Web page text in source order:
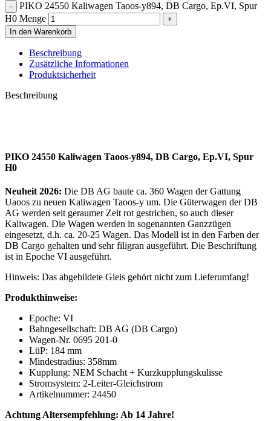
PIKO 24550 Kaliwagen Taoos-y894, DB Cargo, Ep.VI, Spur
H0 Menge
In den Warenkorb
Beschreibung
Zusätzliche Informationen
Produktsicherheit
Beschreibung
PIKO 24550 Kaliwagen Taoos-y894, DB Cargo, Ep.VI, Spur
H0
Neuheit 2026: Die DB AG baute ca. 360 Wagen der Gattung
Uaoos zu neuen Kaliwagen Taoos-y um. Die Güterwagen der DB
AG werden seit geraumer Zeit rot gestrichen, so auch dieser
Kaliwagen. Die Wagen werden in sogenannten Ganzzügen
eingesetzt, d.h. ca. 20-25 Wagen. Das Modell ist in den Farben der
DB Cargo gehalten und sehr filigran ausgeführt. Die Beschriftung
ist in Epoche VI ausgeführt.
Hinweis: Das abgebildete Gleis gehört nicht zum Lieferumfang!
Produkthinweise:
Epoche: VI
Bahngesellschaft: DB AG (DB Cargo)
Wagen-Nr. 0695 201-0
LüP: 184 mm
Mindestradius: 358mm
Kupplung: NEM Schacht + Kurzkupplungskulisse
Stromsystem: 2-Leiter-Gleichstrom
Artikelnummer: 24450
Achtung Altersempfehlung: Ab 14 Jahre!